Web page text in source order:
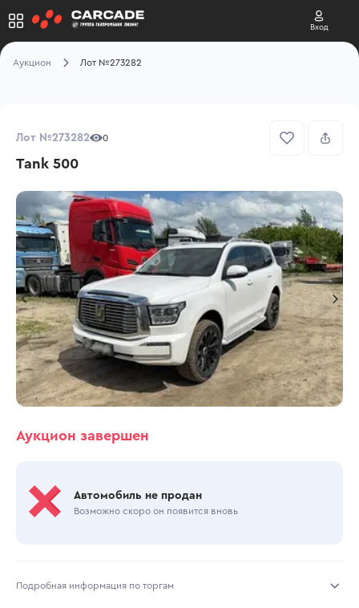
Вход
Аукцион Лот №273282
Лот №273282 0
Tank 500
Аукцион завершен
Автомобиль не продан
Возможно скоро он появится вновь
Подробная информация по торгам